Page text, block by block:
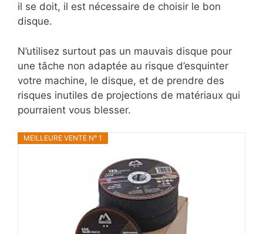
il se doit, il est nécessaire de choisir le bon
disque.
N’utilisez surtout pas un mauvais disque pour
une tâche non adaptée au risque d’esquinter
votre machine, le disque, et de prendre des
risques inutiles de projections de matériaux qui
pourraient vous blesser.
MEILLEURE VENTE N° 1